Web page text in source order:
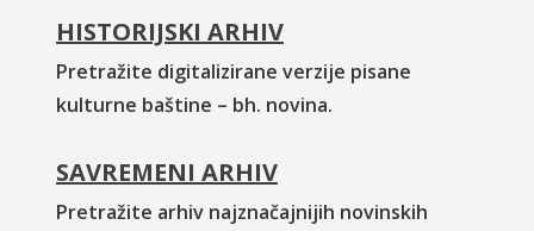
HISTORIJSKI ARHIV
Pretražite digitalizirane verzije pisane
kulturne baštine – bh. novina.
SAVREMENI ARHIV
Pretražite arhiv najznačajnijih novinskih